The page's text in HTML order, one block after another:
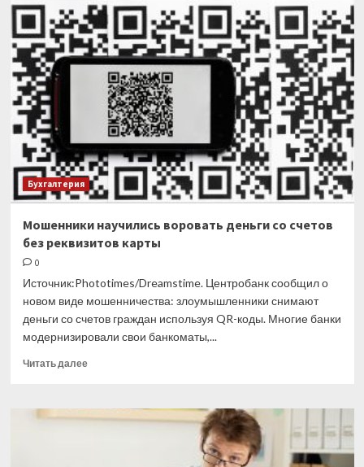
документы
чаще
всего
подделывают
«жилищные»
мошенники
Бухгалтерия
Мошенники научились воровать деньги со счетов
без реквизитов карты
0
Источник:Phototimes/Dreamstime. Центробанк сообщил о
новом виде мошенничества: злоумышленники снимают
деньги со счетов граждан используя QR-коды. Многие банки
модернизировали свои банкоматы,...
Читать далееПрочитать
Мошенники
научились